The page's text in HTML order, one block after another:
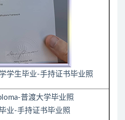
学生毕业-手持证书毕业照
业-手持证书毕业照